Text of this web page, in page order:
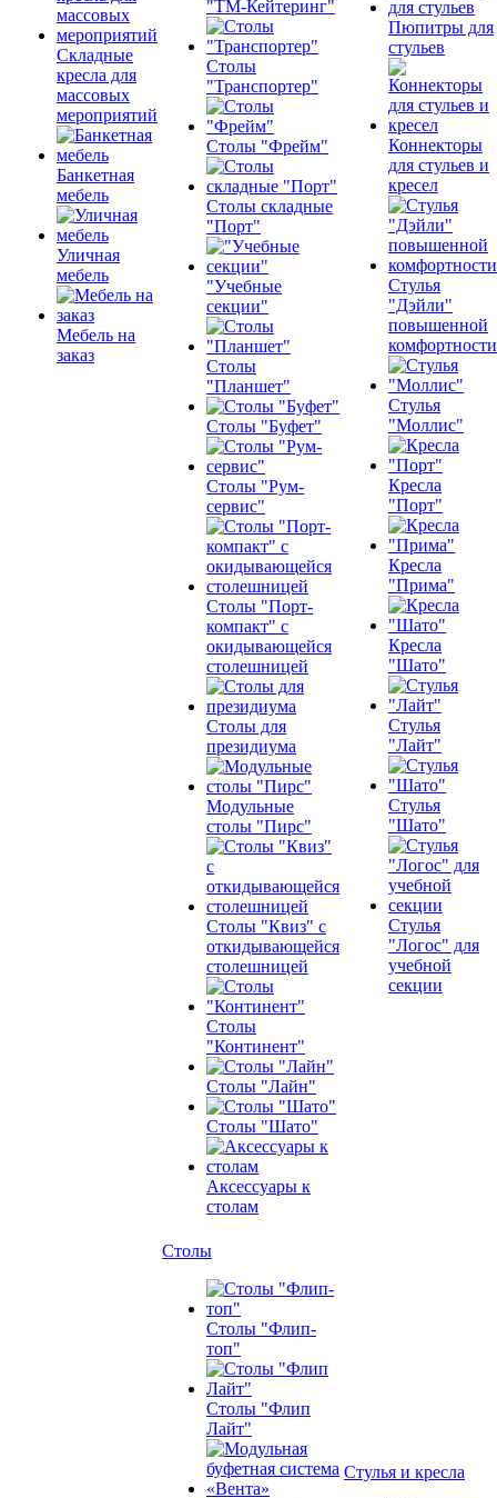
Складные
кресла для
массовых
мероприятий
Банкетная
мебель
Уличная
мебель
Мебель на
заказ
"ТМ-Кейтеринг"
Столы
"Транспортер"
Столы "Фрейм"
Столы складные
"Порт"
"Учебные
секции"
Столы
"Планшет"
Столы "Буфет"
Столы "Рум-
сервис"
Столы "Порт-
компакт" с
окидывающейся
столешницей
Столы для
президиума
Модульные
столы "Пирс"
Столы "Квиз" с
откидывающейся
столешницей
Столы
"Континент"
Столы "Лайн"
Столы "Шато"
Аксессуары к
столам
Пюпитры для
стульев
Коннекторы
для стульев и
кресел
Стулья
"Дэйли"
повышенной
комфортности
Стулья
"Моллис"
Кресла
"Порт"
Кресла
"Прима"
Кресла
"Шато"
Стулья
"Лайт"
Стулья
"Шато"
Стулья
"Логос" для
учебной
секции
Столы
Столы "Флип-
топ"
Столы "Флип
Лайт"
Стулья и кресла